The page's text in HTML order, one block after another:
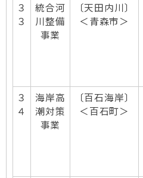
３
３
統合河
川整備
事業
〔天田内川〕
＜青森市＞
３
４
海岸高
潮対策
事業
〔百石海岸〕
＜百石町＞